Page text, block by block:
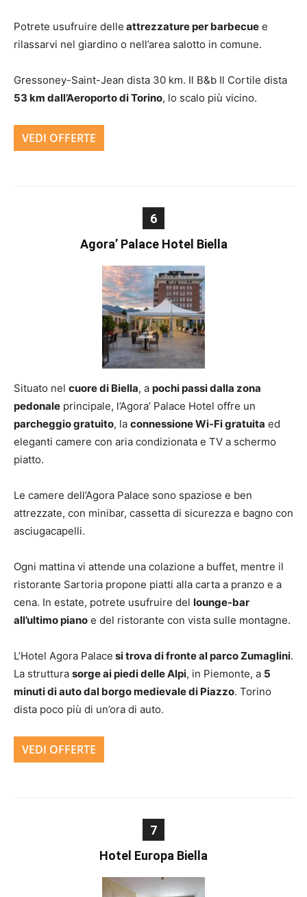
Potrete usufruire delle attrezzature per barbecue e
rilassarvi nel giardino o nell’area salotto in comune.
Gressoney-Saint-Jean dista 30 km. Il B&b Il Cortile dista
53 km dall’Aeroporto di Torino, lo scalo più vicino.
VEDI OFFERTE
6
Agora’ Palace Hotel Biella
Situato nel cuore di Biella, a pochi passi dalla zona
pedonale principale, l’Agora’ Palace Hotel offre un
parcheggio gratuito, la connessione Wi-Fi gratuita ed
eleganti camere con aria condizionata e TV a schermo
piatto.
Le camere dell’Agora Palace sono spaziose e ben
attrezzate, con minibar, cassetta di sicurezza e bagno con
asciugacapelli.
Ogni mattina vi attende una colazione a buffet, mentre il
ristorante Sartoria propone piatti alla carta a pranzo e a
cena. In estate, potrete usufruire del lounge-bar
all’ultimo piano e del ristorante con vista sulle montagne.
L’Hotel Agora Palace si trova di fronte al parco Zumaglini.
La struttura sorge ai piedi delle Alpi, in Piemonte, a 5
minuti di auto dal borgo medievale di Piazzo. Torino
dista poco più di un’ora di auto.
VEDI OFFERTE
7
Hotel Europa Biella